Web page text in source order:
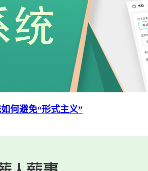
何避免“形式主义”